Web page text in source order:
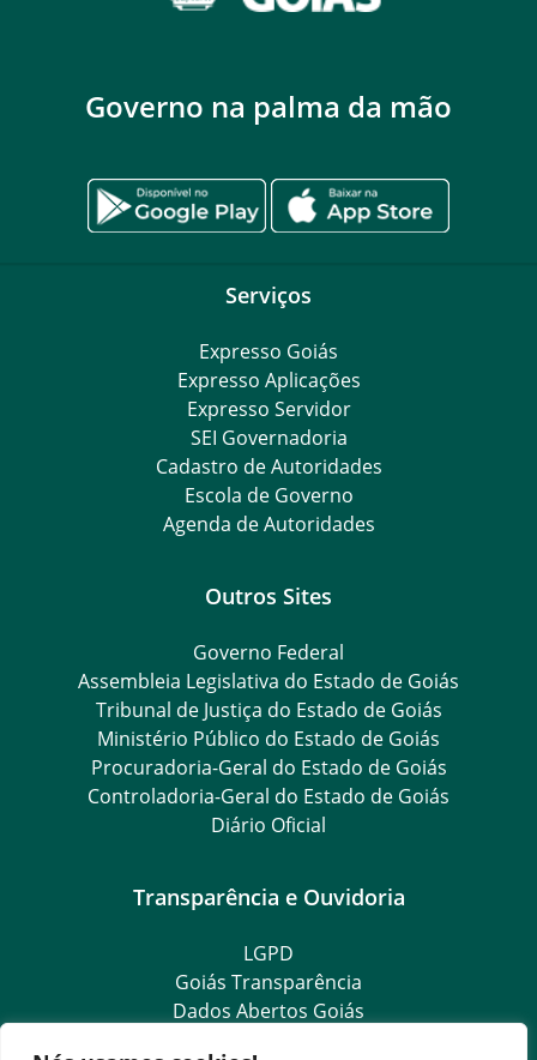
Governo na palma da mão
Serviços
Expresso Goiás
Expresso Aplicações
Expresso Servidor
SEI Governadoria
Cadastro de Autoridades
Escola de Governo
Agenda de Autoridades
Outros Sites
Governo Federal
Assembleia Legislativa do Estado de Goiás
Tribunal de Justiça do Estado de Goiás
Ministério Público do Estado de Goiás
Procuradoria-Geral do Estado de Goiás
Controladoria-Geral do Estado de Goiás
Diário Oficial
Transparência e Ouvidoria
LGPD
Goiás Transparência
Dados Abertos Goiás